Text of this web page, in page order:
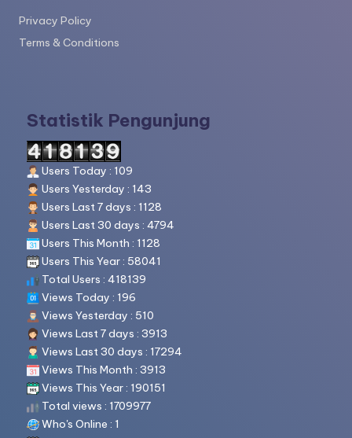
Privacy Policy
Terms & Conditions
Statistik Pengunjung
Users Today : 109
Users Yesterday : 143
Users Last 7 days : 1128
Users Last 30 days : 4794
Users This Month : 1128
Users This Year : 58041
Total Users : 418139
Views Today : 196
Views Yesterday : 510
Views Last 7 days : 3913
Views Last 30 days : 17294
Views This Month : 3913
Views This Year : 190151
Total views : 1709977
Who's Online : 1